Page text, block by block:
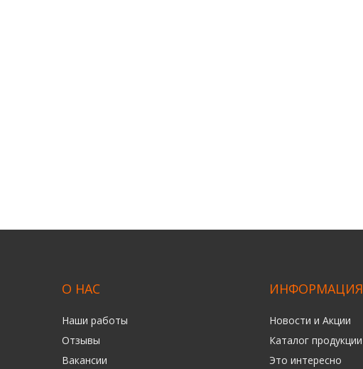
О НАС
Наши работы
Отзывы
Вакансии
ИНФОРМАЦИЯ
Новости и Акции
Каталог продукции
Это интересно